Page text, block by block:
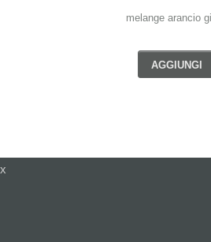
melange arancio
AGGIUNGI
x